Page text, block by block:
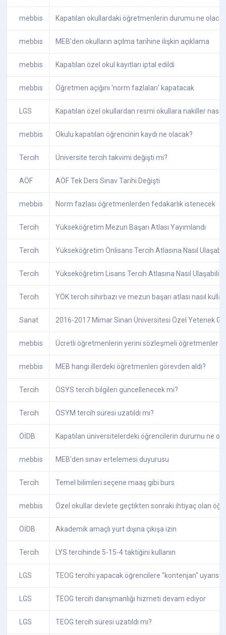
mebbis Kapatılan okullardaki öğretmenlerin durumu ne
mebbis MEB'den okulların açılma tarihine ilişkin açıklama
mebbis Kapatılan özel okul kayıtları iptal edildi
mebbis Öğretmen açığını 'norm fazlaları' kapatacak
LGS Kapatılan özel okullardan resmi okullara nakiller nasıl
mebbis Okulu kapatılan öğrencinin kaydı ne olacak?
Tercih Üniversite tercih takvimi değişti mi?
AÖF AÖF Tek Ders Sınav Tarihi Değişti
mebbis Norm fazlası öğretmenlerden fedakarlık istenecek
Tercih Yükseköğretim Mezun Başarı Atlası Yayımlandı
Tercih Yükseköğretim Önlisans Tercih Atlasına Nasıl
Tercih Yükseköğretim Lisans Tercih Atlasına Nasıl
Tercih YÖK tercih sihirbazı ve mezun başarı atlası nasıl
Sanat 2016-2017 Mimar Sinan Üniversitesi Özel Yetenek
mebbis Ücretli öğretmenlerin yerini sözleşmeli öğretmenler
mebbis MEB hangi illerdeki öğretmenleri görevden aldı?
Tercih ÖSYS tercih bilgileri güncellenecek mi?
Tercih ÖSYM tercih süresi uzatıldı mı?
ÖİDB Kapatılan üniversitelerdeki öğrencilerin durumu ne
mebbis MEB'den sınav ertelemesi duyurusu
Tercih Temel bilimleri seçene maaş gibi burs
mebbis Özel okullar devlete geçtikten sonraki ihtiyaç olan
ÖİDB Akademik amaçlı yurt dışına çıkışa izin
Tercih LYS tercihinde 5-15-4 taktiğini kullanın
LGS TEOG tercihi yapacak öğrencilere "kontenjan" uyarısı
LGS TEOG tercih danışmanlığı hizmeti devam ediyor
LGS TEOG tercih süresi uzatıldı mı?